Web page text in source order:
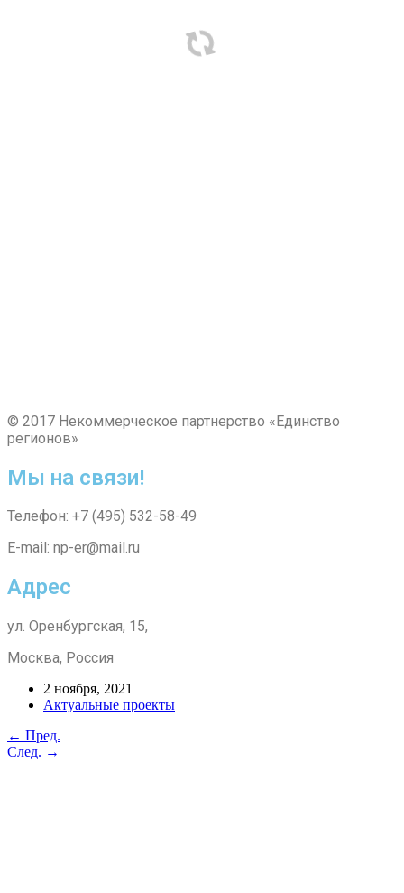
© 2017 Некоммерческое партнерство «Единство
регионов»
Мы на связи!
Телефон: +7 (495) 532-58-49
E-mail: np-er@mail.ru
Адрес
ул. Оренбургская, 15,
Москва, Россия
2 ноября, 2021
Актуальные проекты
← Пред.
След. →